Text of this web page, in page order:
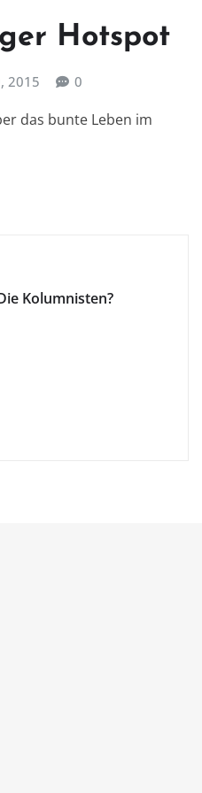
Hotspot
2015 0
das bunte Leben im
Kolumnisten?